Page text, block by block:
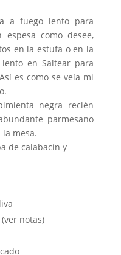
a fuego lento para
como desee,
en la estufa o en la
en Saltear para
es como se veía mi
negra recién
parmesano
mesa.
notas)